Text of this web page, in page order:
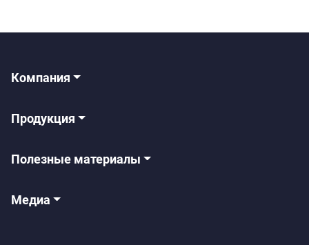
Компания
Продукция
Полезные материалы
Медиа